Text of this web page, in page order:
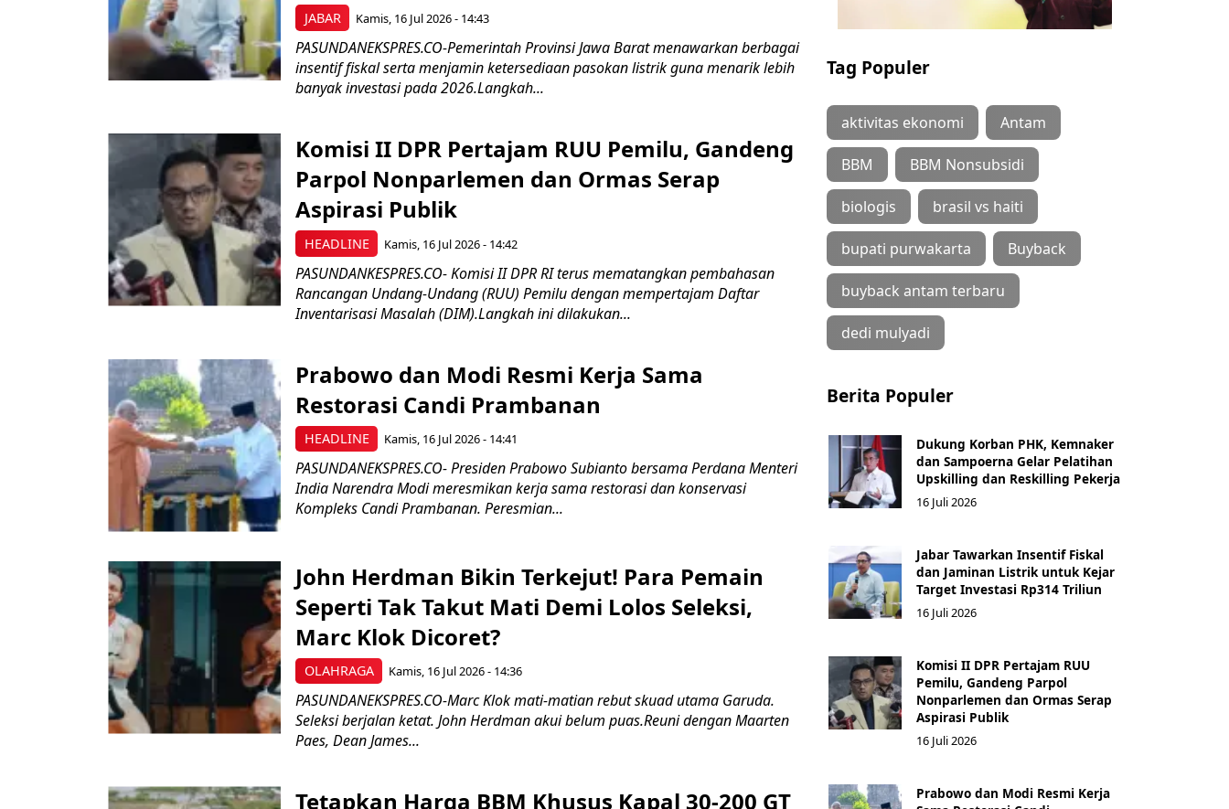
JABAR Kamis, 16 Jul 2026 - 14:43
PASUNDANEKSPRES.CO-Pemerintah Provinsi Jawa Barat menawarkan berbagai
insentif fiskal serta menjamin ketersediaan pasokan listrik guna menarik lebih
banyak investasi pada 2026.Langkah...
HEADLINE
Komisi II DPR Pertajam RUU Pemilu, Gandeng
Parpol Nonparlemen dan Ormas Serap
Aspirasi Publik
Kamis, 16 Jul 2026 - 14:42
PASUNDANKESPRES.CO- Komisi II DPR RI terus mematangkan pembahasan
Rancangan Undang-Undang (RUU) Pemilu dengan mempertajam Daftar
Inventarisasi Masalah (DIM).Langkah ini dilakukan...
HEADLINE
Prabowo dan Modi Resmi Kerja Sama
Restorasi Candi Prambanan
Kamis, 16 Jul 2026 - 14:41
PASUNDANEKSPRES.CO- Presiden Prabowo Subianto bersama Perdana Menteri
India Narendra Modi meresmikan kerja sama restorasi dan konservasi
Kompleks Candi Prambanan. Peresmian...
OLAHRAGA
John Herdman Bikin Terkejut! Para Pemain
Seperti Tak Takut Mati Demi Lolos Seleksi,
Marc Klok Dicoret?
Kamis, 16 Jul 2026 - 14:36
PASUNDANEKSPRES.CO-Marc Klok mati-matian rebut skuad utama Garuda.
Seleksi berjalan ketat. John Herdman akui belum puas.Reuni dengan Maarten
Paes, Dean James...
Tetapkan Harga BBM Khusus Kapal 30-200 GT
Tag Populer
aktivitas ekonomi Antam
BBM BBM Nonsubsidi
biologis brasil vs haiti
bupati purwakarta Buyback
buyback antam terbaru
dedi mulyadi
Berita Populer
Dukung Korban PHK, Kemnaker
dan Sampoerna Gelar Pelatihan
Upskilling dan Reskilling Pekerja
16 Juli 2026
Jabar Tawarkan Insentif Fiskal
dan Jaminan Listrik untuk Kejar
Target Investasi Rp314 Triliun
16 Juli 2026
Komisi II DPR Pertajam RUU
Pemilu, Gandeng Parpol
Nonparlemen dan Ormas Serap
Aspirasi Publik
16 Juli 2026
Prabowo dan Modi Resmi Kerja